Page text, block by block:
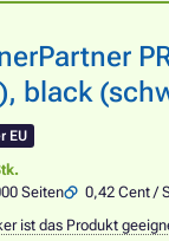
black
EU
Seiten 0,42 Cent /
ist das Produkt